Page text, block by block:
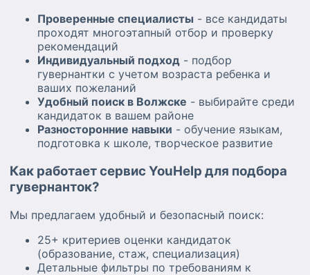
Проверенные специалисты - все кандидаты
проходят многоэтапный отбор и проверку
рекомендаций
Индивидуальный подход - подбор
гувернантки с учетом возраста ребенка и
ваших пожеланий
Удобный поиск в Волжске - выбирайте среди
кандидаток в вашем районе
Разносторонние навыки - обучение языкам,
подготовка к школе, творческое развитие
Как работает сервис YouHelp для подбора
гувернанток?
Мы предлагаем удобный и безопасный поиск:
25+ критериев оценки кандидаток
(образование, стаж, специализация)
Детальные фильтры по требованиям к